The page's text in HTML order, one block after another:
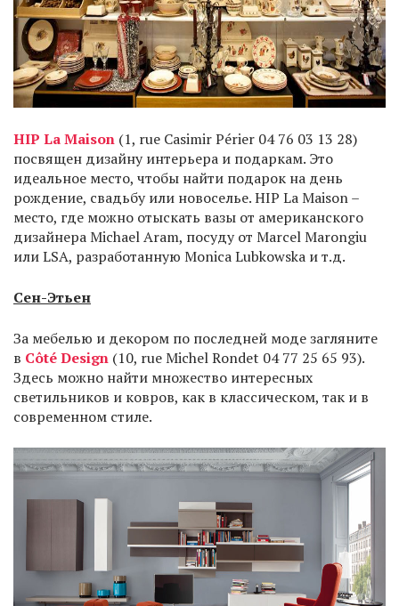
HIP La Maison (1, rue Casimir Périer 04 76 03 13 28)
посвящен дизайну интерьера и подаркам. Это
идеальное место, чтобы найти подарок на день
рождение, свадьбу или новоселье. HIP La Maison –
место, где можно отыскать вазы от американского
дизайнера Michael Aram, посуду от Marcel Marongiu
или LSA, разработанную Monica Lubkowska и т.д.
Сен-Этьен
За мебелью и декором по последней моде загляните
в Côté Design (10, rue Michel Rondet 04 77 25 65 93).
Здесь можно найти множество интересных
светильников и ковров, как в классическом, так и в
современном стиле.